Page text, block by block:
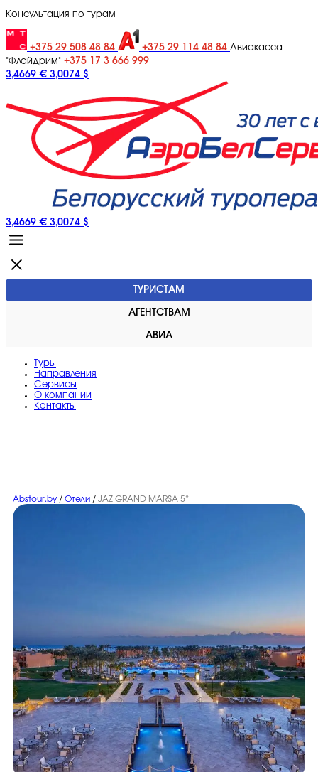
Консультация по турам
+375 29 508 48 84 +375 29 114 48 84 Авиакасса
"Флайдрим" +375 17 3 666 999
3,4669 € 3,0074 $
3,4669 € 3,0074 $
ТУРИСТАМ
АГЕНТСТВАМ
АВИА
Туры
Направления
Сервисы
O компании
Контакты
Abstour.by / Отели / JAZ GRAND MARSA 5*